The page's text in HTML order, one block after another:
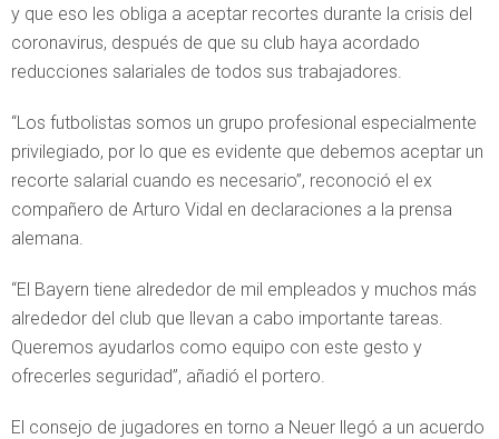
y que eso les obliga a aceptar recortes durante la crisis del
coronavirus, después de que su club haya acordado
reducciones salariales de todos sus trabajadores.
“Los futbolistas somos un grupo profesional especialmente
privilegiado, por lo que es evidente que debemos aceptar un
recorte salarial cuando es necesario”, reconoció el ex
compañero de Arturo Vidal en declaraciones a la prensa
alemana.
“El Bayern tiene alrededor de mil empleados y muchos más
alrededor del club que llevan a cabo importante tareas.
Queremos ayudarlos como equipo con este gesto y
ofrecerles seguridad”, añadió el portero.
El consejo de jugadores en torno a Neuer llegó a un acuerdo